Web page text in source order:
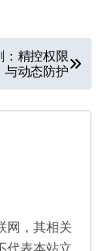
：精控权限
与动态防护
网，其相关
代表本站立